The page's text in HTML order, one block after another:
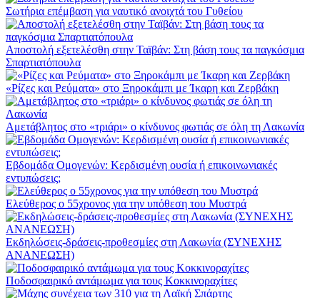
Σωτήρια επέμβαση για ναυτικό ανοιχτά του Γυθείου
Αποστολή εξετελέσθη στην Ταϊβάν: Στη βάση τους τα παγκόσμια
Σπαρτιατόπουλα
«Ρίζες και Ρεύματα» στο Ξηροκάμπι με Ίκαρη και Ζερβάκη
Αμετάβλητος στο «τριάρι» ο κίνδυνος φωτιάς σε όλη τη Λακωνία
Εβδομάδα Ομογενών: Κερδισμένη ουσία ή επικοινωνιακές
εντυπώσεις;
Ελεύθερος ο 55χρονος για την υπόθεση του Μυστρά
Εκδηλώσεις-δράσεις-προθεσμίες στη Λακωνία (ΣΥΝΕΧΗΣ
ΑΝΑΝΕΩΣΗ)
Ποδοσφαιρικό αντάμωμα για τους Κοκκινοραχίτες